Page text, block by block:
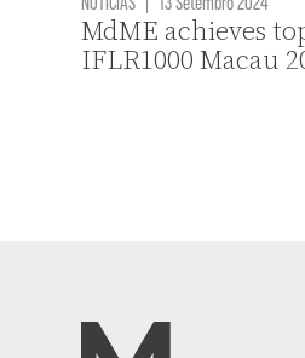
MdME achieves
IFLR1000 Macau